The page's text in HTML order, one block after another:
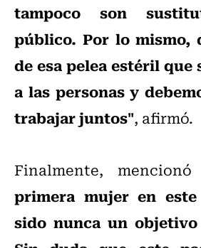
tampoco son
público. Por lo mismo,
de esa pelea estéril
a las personas y
trabajar juntos", afirmó.
Finalmente,
primera mujer en
sido nunca un